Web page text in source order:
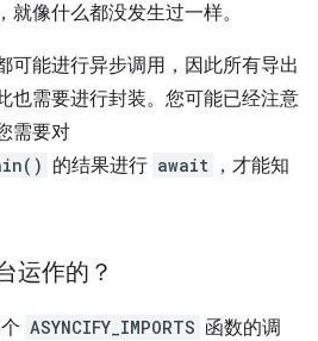
像什么都没发生过一样。
可能进行异步调用，因此所有导出
也需要进行封装。您可能已经注意
需要对
的结果进行 await ，才能知
运作的？
ASYNCIFY_IMPORTS 函数的调